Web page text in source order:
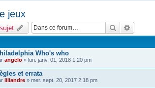
jeux
Rechercher
Who's who
angelo » lun. janv. 01, 2018 1:20 pm
et errata
liliandre » mer. sept. 20, 2017 2:18 pm